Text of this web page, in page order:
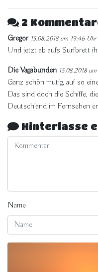
2
Gregor 15.08.2018 um 19:46 Uhr
Und jetzt ab aufs Surfbrett
Die Vagabunden 15.08.2018
Ganz schön mutig, auf so
Das sind doch die Schiffe,
Deutschland im Fernsehen
Hinterlasse
Name